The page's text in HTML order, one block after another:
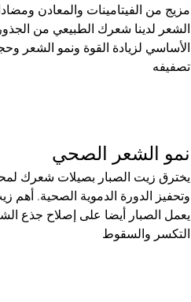
مزيج من الفيتامينات والمعادن
الشعر لدينا شعرك الطبيعي من
الأساسي لزيادة القوة ونمو الشعر
تصفيفه
نمو الشعر الصحي
يخترق زيت الصبار بصيلات شعرك
وتحفيز الدورة الدموية الصحية. أهم
يعمل الصبار أيضا على إصلاح جذع
التكسر والسقوط